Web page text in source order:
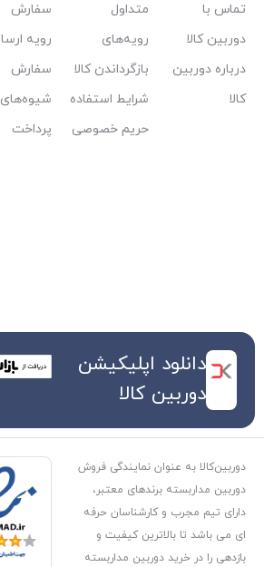
متداول
رویه‌های
بازگرداندن کالا
شرایط استفاده
سفارش
رویه ارسال
سفارش
شیوه‌های
پرداخت
اپلیکیشن
نمایندگی فروش
معتبر،
حرفه
کیفیت و
مداربسته